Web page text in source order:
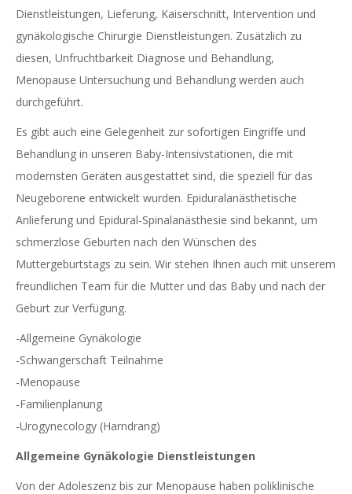
Dienstleistungen, Lieferung, Kaiserschnitt, Intervention und
gynäkologische Chirurgie Dienstleistungen. Zusätzlich zu
diesen, Unfruchtbarkeit Diagnose und Behandlung,
Menopause Untersuchung und Behandlung werden auch
durchgeführt.
Es gibt auch eine Gelegenheit zur sofortigen Eingriffe und
Behandlung in unseren Baby-Intensivstationen, die mit
modernsten Geräten ausgestattet sind, die speziell für das
Neugeborene entwickelt wurden. Epiduralanästhetische
Anlieferung und Epidural-Spinalanästhesie sind bekannt, um
schmerzlose Geburten nach den Wünschen des
Muttergeburtstags zu sein. Wir stehen Ihnen auch mit unserem
freundlichen Team für die Mutter und das Baby und nach der
Geburt zur Verfügung.
-Allgemeine Gynäkologie
-Schwangerschaft Teilnahme
-Menopause
-Familienplanung
-Urogynecology (Harndrang)
Allgemeine Gynäkologie Dienstleistungen
Von der Adoleszenz bis zur Menopause haben poliklinische